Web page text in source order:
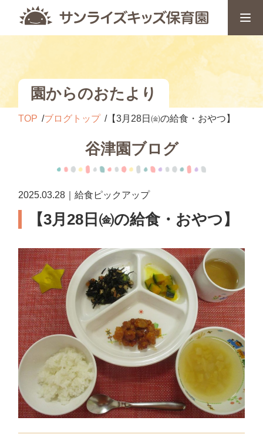
園からのおたより
TOP ブログトップ 【3月28日㈮の給食・おやつ】
谷津園ブログ
2025.03.28｜給食ピックアップ
【3月28日㈮の給食・おやつ】